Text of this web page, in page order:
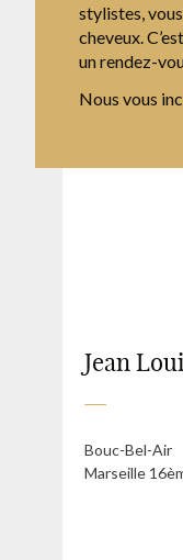
stylistes,
cheveux.
un rendez-
Nous vous
Jean
Bouc-Bel-Air
Marseille